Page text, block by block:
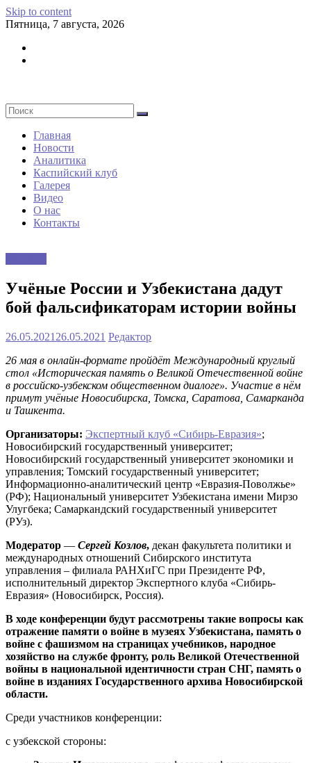
Skip to content
Пятница, 7 августа, 2026
Главная
Новости
Аналитика
Каспийский клуб
Галерея
Видео
О нас
Контакты
Учёные России и Узбекистана дадут
бой фальсификаторам истории войны
26.05.2021 26.05.2021 Редактор
26 мая в онлайн-формате пройдёт Международный круглый
стол «Историческая память о Великой Отечественной войне
в российско-узбекском общественном диалоге». Участие в нём
примут учёные Новосибирска, Томска, Саратова, Самарканда
и Ташкента.
Организаторы: Экспертный клуб «Сибирь-Евразия»;
Новосибирский государственный университет;
Новосибирский государственный университет экономики и
управления; Томский государственный университет;
Информационно-аналитический центр «Евразия-Поволжье»
(РФ); Национальный университет Узбекистана имени Мирзо
Улугбека; Самаркандский государственный университет
(РУз).
Модератор — Сергей Козлов, декан факультета политики и
международных отношений Сибирского института
управления – филиала РАНХиГС при Президенте РФ,
исполнительный директор Экспертного клуба «Сибирь-
Евразия» (Новосибирск, Россия).
В ходе конференции будут рассмотрены такие вопросы как
отражение памяти о войне в музеях Узбекистана, память о
войне с фашизмом на страницах учебников, народное
хозяйство на службе фронту, роль Великой Отечественной
войны в национальной идентичности стран СНГ, память о
войне в изданиях Государственного архива Новосибирской
области.
Среди участников конференции:
с узбекской стороны: